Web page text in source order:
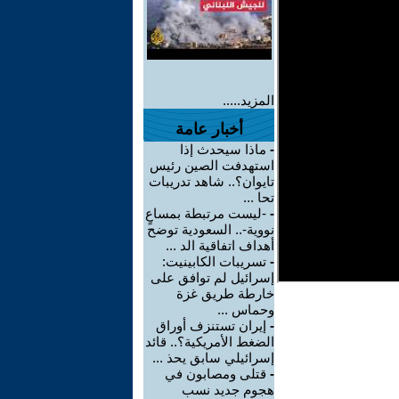
المزيد.....
أخبار عامة
- ماذا سيحدث إذا
استهدفت الصين رئيس
تايوان؟.. شاهد تدريبات
تحا ...
- -ليست مرتبطة بمساعٍ
نووية-.. السعودية توضح
أهداف اتفاقية الد ...
- تسريبات الكابينيت:
إسرائيل لم توافق على
خارطة طريق غزة
وحماس ...
- إيران تستنزف أوراق
الضغط الأمريكية؟.. قائد
إسرائيلي سابق يحذ ...
- قتلى ومصابون في
هجوم جديد نسب